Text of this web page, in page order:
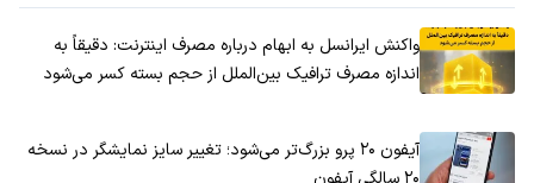
واکنش ایرانسل به ابهام درباره مصرف اینترنت: دقیقاً به
اندازه مصرف ترافیک بین‌الملل از حجم بسته کسر می‌شود
آیفون ۲۰ پرو بزرگ‌تر می‌شود؛ تغییر سایز نمایشگر در نسخه